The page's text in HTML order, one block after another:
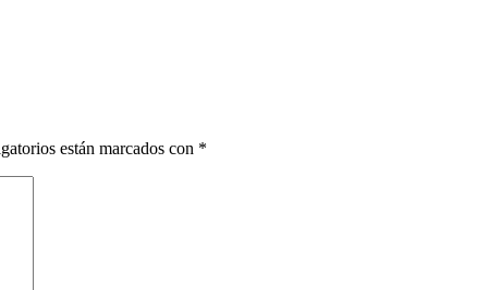
están marcados con *